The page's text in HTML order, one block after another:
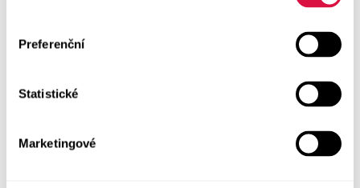
Preferenční
Statistické
Marketingové